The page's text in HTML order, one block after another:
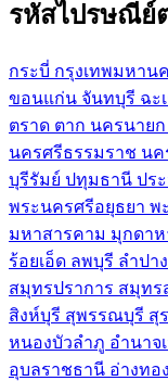
รหัสไปรษณีย์
กระบี่ กรุงเทพมหาน
ขอนแก่น จันทบุรี ฉะ
ตราด ตาก นครนายก
นครศรีธรรมราช นค
บุรีรัมย์ ปทุมธานี ปร
พระนครศรีอยุธยา พ
มหาสารคาม มุกดาห
ร้อยเอ็ด ลพบุรี ลำปาง
สมุทรปราการ สมุทร
สิงห์บุรี สุพรรณบุรี สุ
หนองบัวลำภู อำนาจ
อุบลราชธานี อ่างทอง